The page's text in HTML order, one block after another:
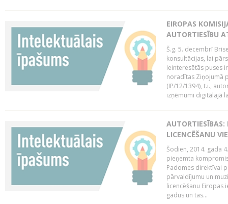
EIROPAS
AUTORTIESĪBU
Š.g. 5. decembrī
konsultācijas, lai
Ieinteresētās puses
noradītas Ziņojumā
(IP/12/1394), t.i.,
izņēmumi digitālajā
AUTORTIESĪBAS:
LICENCĒŠANU
Šodien, 2014. gada
pieņemta
Padomes direktīvai
pārvaldījumu un
licencēšanu Eiropas
gadus un tas...